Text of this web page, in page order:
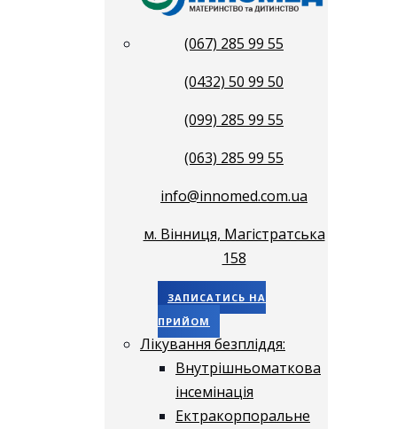
(067) 285 99 55
(0432) 50 99 50
(099) 285 99 55
(063) 285 99 55
info@innomed.com.ua
м. Вінниця, Магістратська
158
ЗАПИСАТИСЬ НА
ПРИЙОМ
Лікування безпліддя:
Внутрішньоматкова
інсемінація
Ектракорпоральне